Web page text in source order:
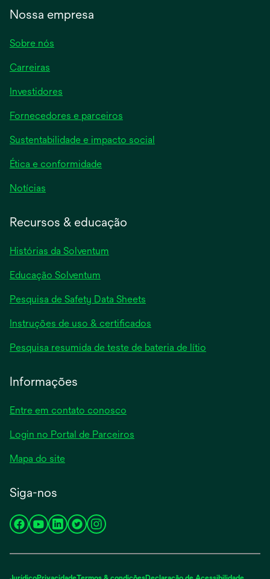
Nossa empresa
Sobre nós
Carreiras
Investidores
Fornecedores e parceiros
Sustentabilidade e impacto social
Ética e conformidade
Notícias
Recursos & educação
Histórias da Solventum
Educação Solventum
Pesquisa de Safety Data Sheets
uma
nova
Instruções de uso & certificados
uma
Pesquisa resumida de teste de bateria de lítio
Informações
Entre em contato conosco
Login no Portal de Parceiros
Mapa do site
Siga-nos
abre
nova
abre
nova
abre
nova
abre
nova
abre
nova